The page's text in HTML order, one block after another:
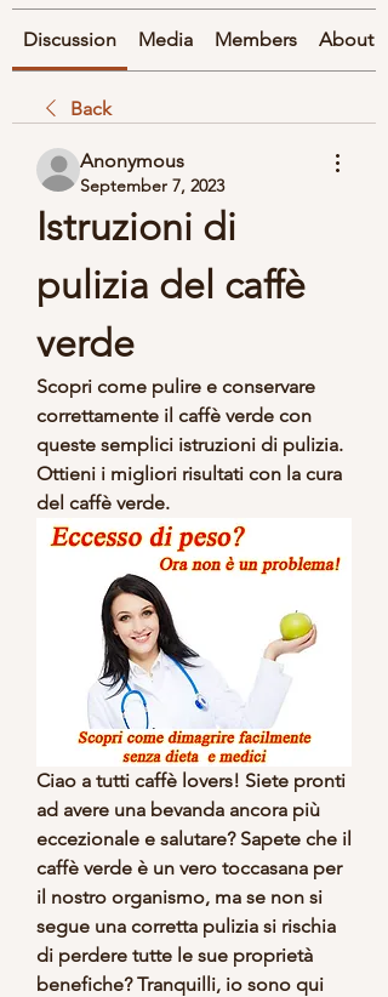
Discussion Media Members About
Back
Anonymous
September 7, 2023
Istruzioni di
pulizia del caffè
verde
Scopri come pulire e conservare
correttamente il caffè verde con
queste semplici istruzioni di pulizia.
Ottieni i migliori risultati con la cura
del caffè verde.
Ciao a tutti caffè lovers! Siete pronti
ad avere una bevanda ancora più
eccezionale e salutare? Sapete che il
caffè verde è un vero toccasana per
il nostro organismo, ma se non si
segue una corretta pulizia si rischia
di perdere tutte le sue proprietà
benefiche? Tranquilli, io sono qui